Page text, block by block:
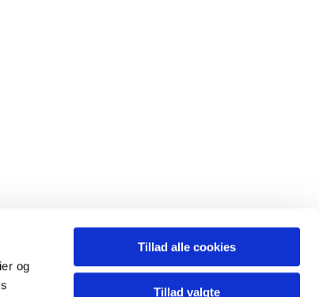
og
Tillad alle cookies
Tillad valgte